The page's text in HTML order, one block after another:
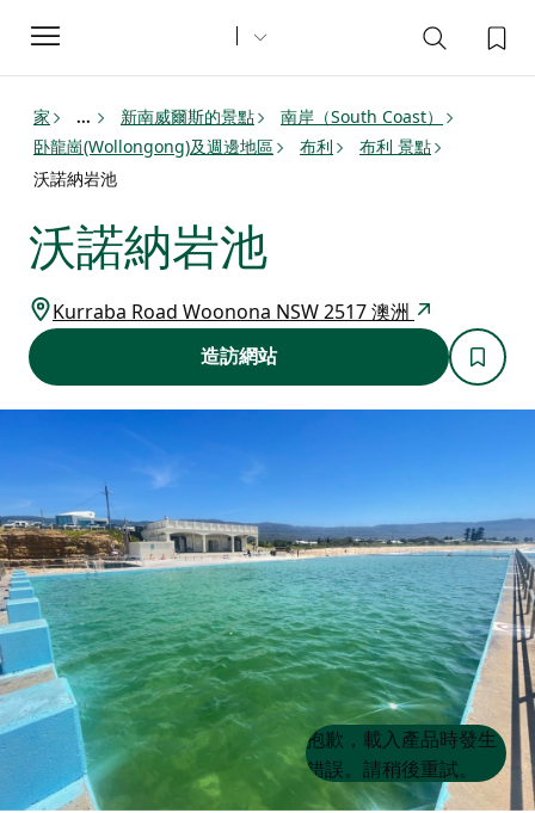
Toggle
navigation
家 ... 新南威爾斯的景點
南岸（South Coast）
卧龍崗(Wollongong)及週邊地區
布利
布利 景點
沃諾納岩池
沃諾納岩池
Kurraba Road Woonona NSW 2517 澳洲
造訪網站
Product
List
Product
List
抱歉，載入產品時發生
錯誤。請稍後重試。